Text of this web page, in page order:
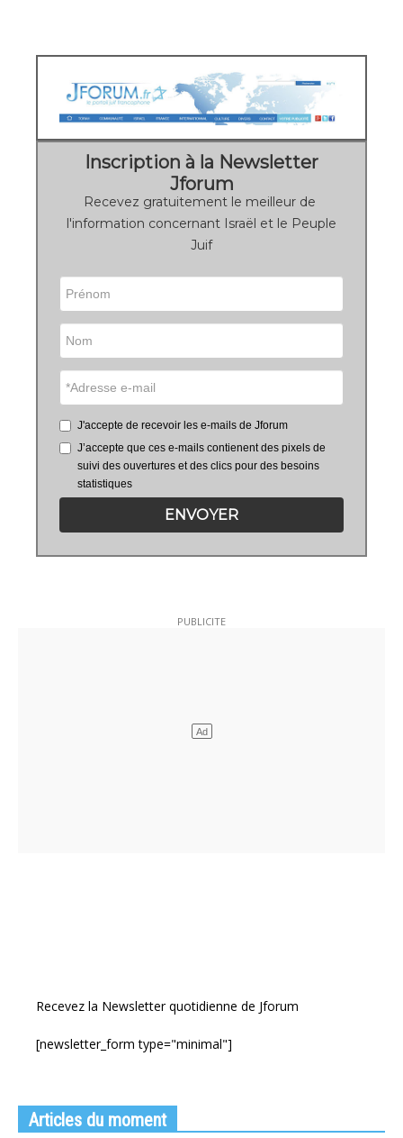
Inscription à la Newsletter
Jforum
Recevez gratuitement le meilleur de
l'information concernant Israël et le Peuple
Juif
J'accepte de recevoir les e-mails de Jforum
J’accepte que ces e-mails contienent des pixels de
suivi des ouvertures et des clics pour des besoins
statistiques
ENVOYER
Recevez la Newsletter quotidienne de Jforum
[newsletter_form type="minimal"]
Articles du moment